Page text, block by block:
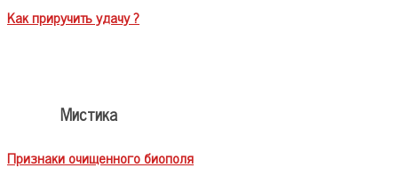
Как приручить удачу ?
Мистика
Признаки очищенного биополя